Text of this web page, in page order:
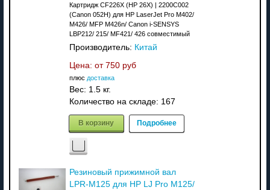
Картридж CF226X (HP 26X) | 2200C002
(Canon 052H) для HP LaserJet Pro M402/
M426/ MFP M426n/ Canon i-SENSYS
LBP212/ 215/ MF421/ 426 совместимый
Производитель: Китай
Цена: от 750 руб
плюс доставка
Вес: 1.5 кг.
Количество на складе: 167
В корзину Подробнее
Резиновый прижимной вал
LPR-M125 для HP LJ Pro M125/